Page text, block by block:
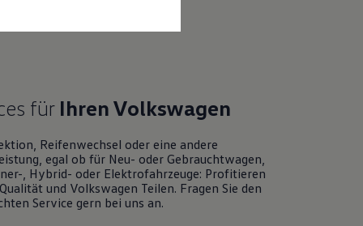
für IhrenVolkswagen
Reifenwechsel oder eine andere
egal ob für Neu- oder Gebrauchtwagen
, Hybrid- oder Elektrofahrzeuge: Profitieren
und Volkswagen Teilen. Fragen Sie den
Service gern bei uns an.